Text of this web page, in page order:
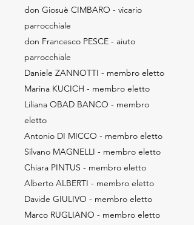
don Giosuè CIMBARO - vicario
parrocchiale
don Francesco PESCE - aiuto
parrocchiale
Daniele ZANNOTTI - membro eletto
Marina KUCICH - membro eletto
Liliana OBAD BANCO - membro
eletto
Antonio DI MICCO - membro eletto
Silvano MAGNELLI - membro eletto
Chiara PINTUS - membro eletto
Alberto ALBERTI - membro eletto
Davide GIULIVO - membro eletto
Marco RUGLIANO - membro eletto